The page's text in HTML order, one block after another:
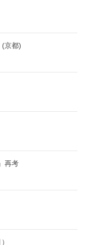
(京都)
再考